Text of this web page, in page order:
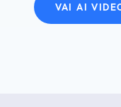
VAI AI